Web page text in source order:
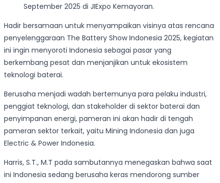
September 2025 di JIExpo Kemayoran.
Hadir bersamaan untuk menyampaikan visinya atas rencana
penyelenggaraan The Battery Show Indonesia 2025, kegiatan
ini ingin menyoroti Indonesia sebagai pasar yang
berkembang pesat dan menjanjikan untuk ekosistem
teknologi baterai.
Berusaha menjadi wadah bertemunya para pelaku industri,
penggiat teknologi, dan stakeholder di sektor baterai dan
penyimpanan energi, pameran ini akan hadir di tengah
pameran sektor terkait, yaitu Mining Indonesia dan juga
Electric & Power Indonesia.
Harris, S.T., M.T pada sambutannya menegaskan bahwa saat
ini Indonesia sedang berusaha keras mendorong sumber